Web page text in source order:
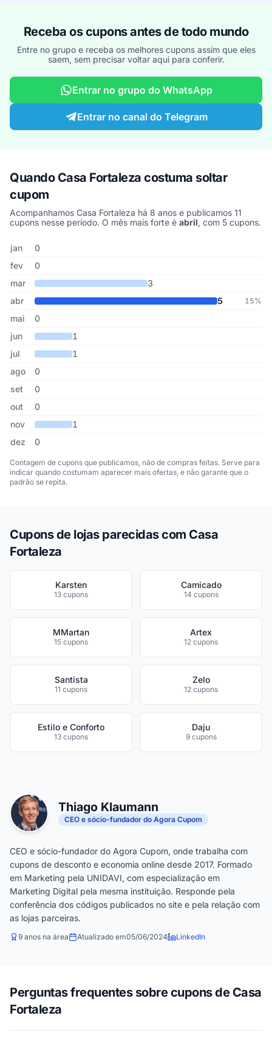
Receba os cupons antes de todo mundo
Entre no grupo e receba os melhores cupons assim que eles
saem, sem precisar voltar aqui para conferir.
Entrar no grupo do WhatsApp
Entrar no canal do Telegram
Quando Casa Fortaleza costuma soltar
cupom
Acompanhamos Casa Fortaleza há 8 anos e publicamos 11
cupons nesse período. O mês mais forte é abril, com 5 cupons.
Cupons de Casa Fortaleza publicados por mês, somando os
Mês Cupons publicados
jan
0
fev
0
mar
3
abr
5 15%
mai
0
jun
1
jul
1
ago
0
set
0
out
0
nov
1
dez
0
Contagem de cupons que publicamos, não de compras feitas. Serve para
indicar quando costumam aparecer mais ofertas, e não garante que o
padrão se repita.
Cupons de lojas parecidas com Casa
Fortaleza
Karsten
13 cupons
Camicado
14 cupons
MMartan
15 cupons
Artex
12 cupons
Santista
11 cupons
Zelo
12 cupons
Estilo e Conforto
13 cupons
Daju
9 cupons
Thiago Klaumann
CEO e sócio-fundador do Agora Cupom
CEO e sócio-fundador do Agora Cupom, onde trabalha com
cupons de desconto e economia online desde 2017. Formado
em Marketing pela UNIDAVI, com especialização em
Marketing Digital pela mesma instituição. Responde pela
conferência dos códigos publicados no site e pela relação com
as lojas parceiras.
9 anos na área Atualizado em05/06/2024 LinkedIn
Perguntas frequentes sobre cupons de Casa
Fortaleza